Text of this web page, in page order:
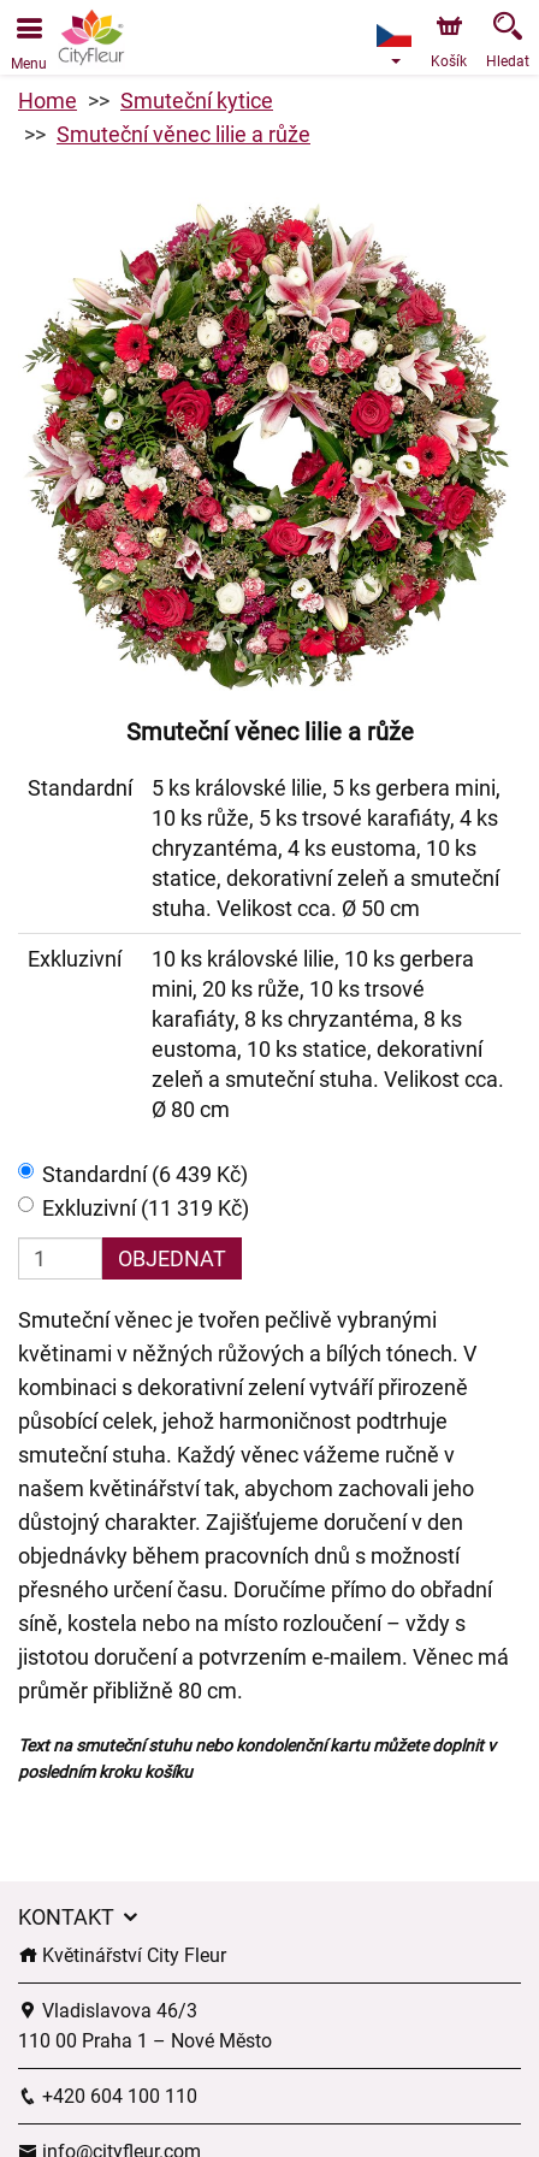
Objednávky přes e-shop přijímáme. Nejbližší možné
doručení je od 9.8.2026 z důvodu dovolené.
Menu Košík Hledat
Home
Smuteční kytice
Smuteční věnec lilie a růže
Smuteční věnec lilie a růže
Standardní
5 ks královské lilie, 5 ks gerbera mini,
10 ks růže, 5 ks trsové karafiáty, 4 ks
chryzantéma, 4 ks eustoma, 10 ks
statice, dekorativní zeleň a smuteční
stuha. Velikost cca. Ø 50 cm
Exkluzivní
10 ks královské lilie, 10 ks gerbera
mini, 20 ks růže, 10 ks trsové
karafiáty, 8 ks chryzantéma, 8 ks
eustoma, 10 ks statice, dekorativní
zeleň a smuteční stuha. Velikost cca.
Ø 80 cm
Standardní (6 439 Kč)
Exkluzivní (11 319 Kč)
OBJEDNAT
Smuteční věnec je tvořen pečlivě vybranými
květinami v něžných růžových a bílých tónech. V
kombinaci s dekorativní zelení vytváří přirozeně
působící celek, jehož harmoničnost podtrhuje
smuteční stuha. Každý věnec vážeme ručně v
našem květinářství tak, abychom zachovali jeho
důstojný charakter. Zajišťujeme doručení v den
objednávky během pracovních dnů s možností
přesného určení času. Doručíme přímo do obřadní
síně, kostela nebo na místo rozloučení – vždy s
jistotou doručení a potvrzením e-mailem. Věnec má
průměr přibližně 80 cm.
Text na smuteční stuhu nebo kondolenční kartu můžete doplnit v
posledním kroku košíku
KONTAKT
Květinářství City Fleur
Vladislavova 46/3
110 00 Praha 1 – Nové Město
+420 604 100 110
info@cityfleur.com